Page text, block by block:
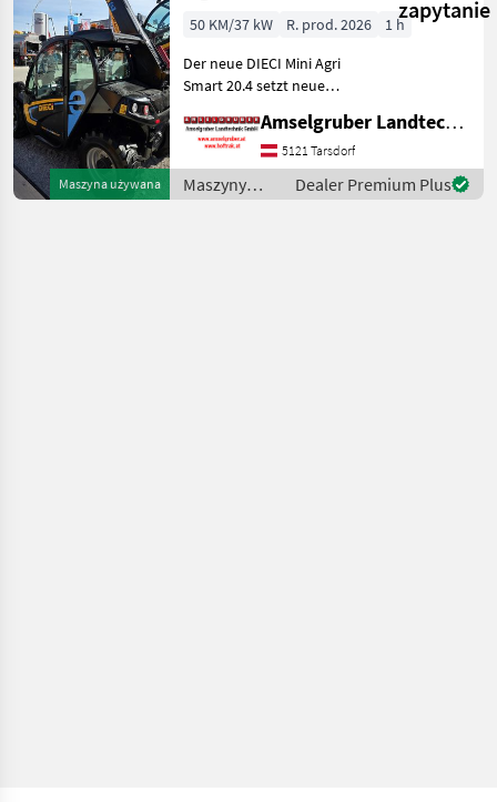
Maszyna używana
ELEKTRO
Teleskoplader
TOP
zapytanie
50 KM/37 kW R. prod. 2026
1 h
Der neue DIECI Mini Agri
Smart 20.4 setzt neue
Teleskopladermarkt. 100 %
Elektro! -Größte Kabine
(Baugleich vom Modell 26.6
Mini Agri) -Echt
Amselgruber Landtechnik GmbH
5121 Tarsdorf
Maszyny
budowlane /
Dealer Premium Plus